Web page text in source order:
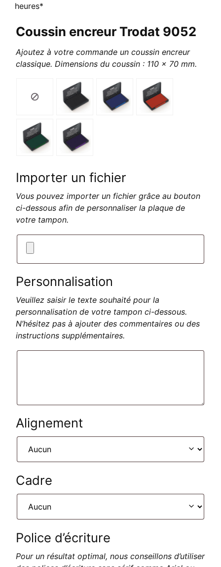
heures*
Coussin encreur Trodat 9052
Ajoutez à votre commande un coussin encreur
classique. Dimensions du coussin : 110 x 70 mm.
Importer un fichier
Vous pouvez importer un fichier grâce au bouton
ci-dessous afin de personnaliser la plaque de
votre tampon.
Personnalisation
Veuillez saisir le texte souhaité pour la
personnalisation de votre tampon ci-dessous.
N’hésitez pas à ajouter des commentaires ou des
instructions supplémentaires.
Alignement
Cadre
Police d’écriture
Pour un résultat optimal, nous conseillons d’utiliser